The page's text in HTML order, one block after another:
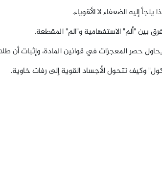
إليه الضعفاء لا الأقوياء.
بين "ألم" الاستفهامية و"الم" المقطعة.
حصر المعجزات في قوانين المادة، وإثبات أن
وكيف تتحول الأجساد القوية إلى رفات خاوية.